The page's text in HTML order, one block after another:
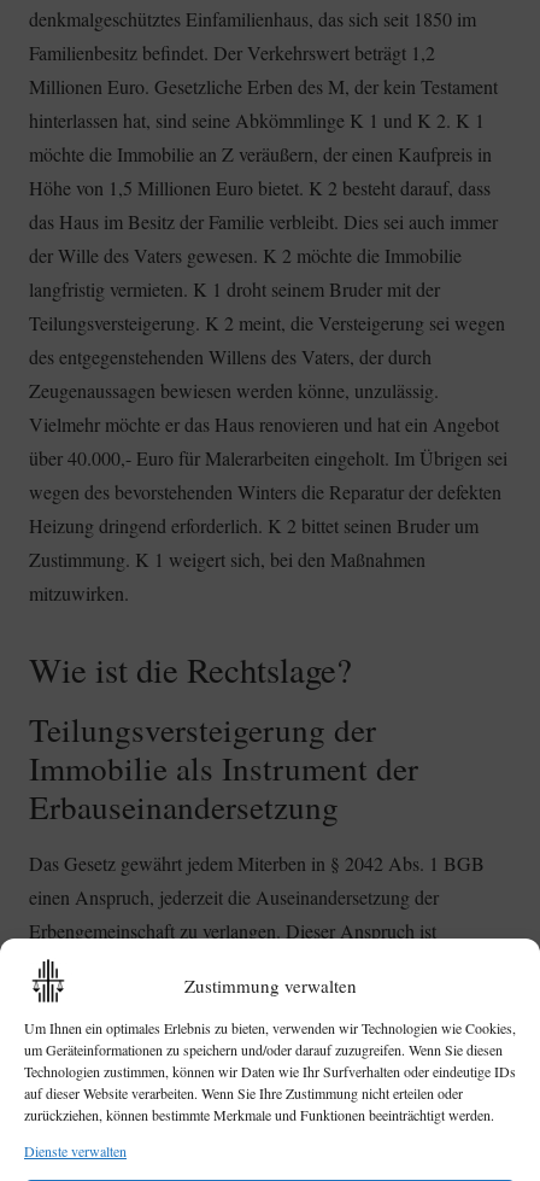
Zustimmung verwalten
Um Ihnen ein optimales Erlebnis zu bieten, verwenden wir Technologien wie Cookies,
um Geräteinformationen zu speichern und/oder darauf zuzugreifen. Wenn Sie diesen
Technologien zustimmen, können wir Daten wie Ihr Surfverhalten oder eindeutige IDs
auf dieser Website verarbeiten. Wenn Sie Ihre Zustimmung nicht erteilen oder
zurückziehen, können bestimmte Merkmale und Funktionen beeinträchtigt werden.
Dienste verwalten
denkmalgeschütztes Einfamilienhaus, das sich seit 1850 im
Familienbesitz befindet. Der Verkehrswert beträgt 1,2
Millionen Euro. Gesetzliche Erben des M, der kein Testament
hinterlassen hat, sind seine Abkömmlinge K 1 und K 2. K 1
möchte die Immobilie an Z veräußern, der einen Kaufpreis in
Höhe von 1,5 Millionen Euro bietet. K 2 besteht darauf, dass
das Haus im Besitz der Familie verbleibt. Dies sei auch immer
der Wille des Vaters gewesen. K 2 möchte die Immobilie
langfristig vermieten. K 1 droht seinem Bruder mit der
Teilungsversteigerung. K 2 meint, die Versteigerung sei wegen
des entgegenstehenden Willens des Vaters, der durch
Zeugenaussagen bewiesen werden könne, unzulässig.
Vielmehr möchte er das Haus renovieren und hat ein Angebot
über 40.000,- Euro für Malerarbeiten eingeholt. Im Übrigen sei
wegen des bevorstehenden Winters die Reparatur der defekten
Heizung dringend erforderlich. K 2 bittet seinen Bruder um
Zustimmung. K 1 weigert sich, bei den Maßnahmen
mitzuwirken.
Wie ist die Rechtslage?
Teilungsversteigerung der
Immobilie als Instrument der
Erbauseinandersetzung
Das Gesetz gewährt jedem Miterben in § 2042 Abs. 1 BGB
einen Anspruch, jederzeit die Auseinandersetzung der
Erbengemeinschaft zu verlangen. Dieser Anspruch ist
grundsätzlich auf die Auseinandersetzung des gesamten
Nachlasses gerichtet und kann gerichtlich durch eine
Erbauseinandersetzungsklage durchgesetzt werden. Eine
Teilauseinandersetzung kann hingegen ausnahmsweise nur
dann verlangt werden, wenn besondere Gründe dies
rechtfertigen und die Belange der Erbengemeinschaft und der
Miterben dadurch nicht beeinträchtigt werden (BGH, NJW